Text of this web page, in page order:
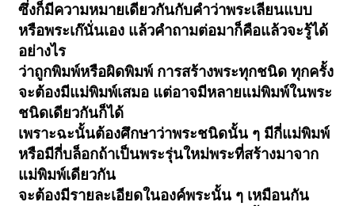
ซึ่งก็มีความหมายเดียวกันกับคำว่าพระเลียนแบบ
หรือพระเก๊นั่นเอง แล้วคำถามต่อมาก็คือแล้วจะรู้ได้
อย่างไร
ว่าถูกพิมพ์หรือผิดพิมพ์ การสร้างพระทุกชนิด ทุกครั้ง
จะต้องมีแม่พิมพ์เสมอ แต่อาจมีหลายแม่พิมพ์ในพระ
ชนิดเดียวกันก็ได้
เพราะฉะนั้นต้องศึกษาว่าพระชนิดนั้น ๆ มีกี่แม่พิมพ์
หรือมีกี่บล็อกถ้าเป็นพระรุ่นใหม่พระที่สร้างมาจาก
แม่พิมพ์เดียวกัน
จะต้องมีรายละเอียดในองค์พระนั้น ๆ เหมือนกัน